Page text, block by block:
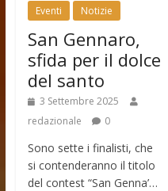
Eventi Notizie
San Gennaro,
sfida per il dolce
del santo
3 Settembre 2025
redazionale
0
Sono sette i finalisti, che
si contenderanno il titolo
del contest “San Genna’…